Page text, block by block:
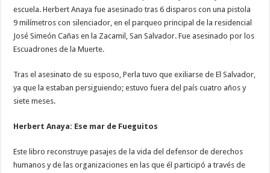
escuela. Herbert Anaya fue asesinado tras 6 disparos con una pistola
9 milímetros con silenciador, en el parqueo principal de la residencial
José Simeón Cañas en la Zacamil, San Salvador. Fue asesinado por los
Escuadrones de la Muerte.
Tras el asesinato de su esposo, Perla tuvo que exiliarse de El Salvador,
ya que la estaban persiguiendo; estuvo fuera del país cuatro años y
siete meses.
Herbert Anaya: Ese mar de Fueguitos
Este libro reconstruye pasajes de la vida del defensor de derechos
humanos y de las organizaciones en las que él participó a través de